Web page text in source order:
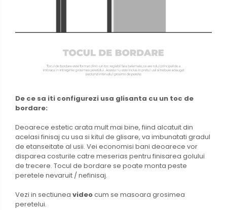
De ce sa iti configurezi usa glisanta cu un toc de
bordare:
Deoarece estetic arata mult mai bine, fiind alcatuit din
acelasi finisaj cu usa si kitul de glisare, va imbunatati gradul
de etanseitate al usii. Vei economisi bani deoarece vor
disparea costurile catre meserias pentru finisarea golului
de trecere. Tocul de bordare se poate monta peste
peretele nevaruit / nefinisaj.
Vezi in sectiunea videocum se masoara grosimea
peretelui.